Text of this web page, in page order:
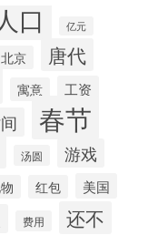
口 亿元
北京 唐代
寓意 工资
春节
汤圆 游戏
红包 美国
费用 还不